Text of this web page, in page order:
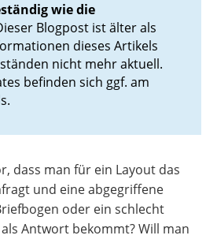
wie die
Blogpost ist älter als
dieses Artikels
nicht mehr aktuell.
befinden sich ggf. am
dass man für ein Layout das
und eine abgegriffene
oder ein schlecht
als Antwort bekommt? Will man